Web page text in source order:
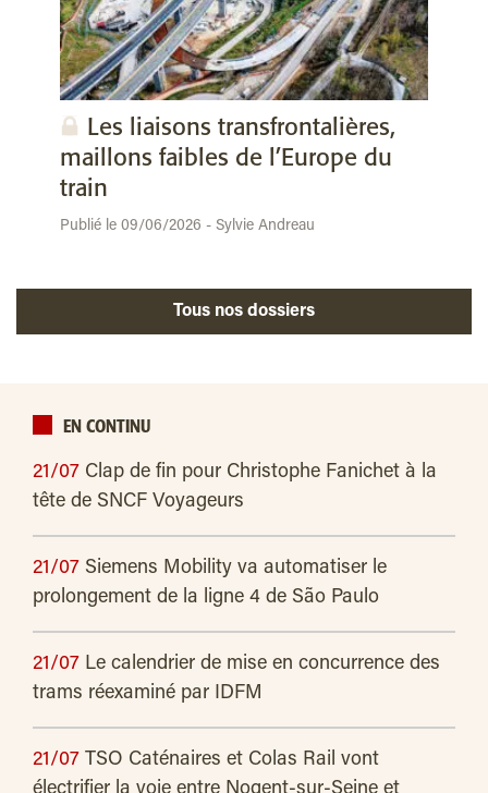
Les liaisons transfrontalières,
maillons faibles de l’Europe du
train
Publié le 09/06/2026 - Sylvie Andreau
Tous nos dossiers
EN CONTINU
21/07 Clap de fin pour Christophe Fanichet à la
tête de SNCF Voyageurs
21/07 Siemens Mobility va automatiser le
prolongement de la ligne 4 de São Paulo
21/07 Le calendrier de mise en concurrence des
trams réexaminé par IDFM
21/07 TSO Caténaires et Colas Rail vont